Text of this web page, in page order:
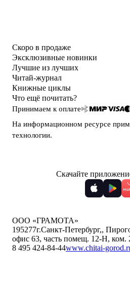
Скоро в продаже
Эксклюзивные новинки
Лучшие из лучших
Читай-журнал
Книжные циклы
Что ещё почитать?
Принимаем к оплате
На информационном ресурсе
технологии.
Скачайте
ООО «ГРАМОТА»
195277г.Санкт-Петербург,,
офис 63, часть помещ. 12-Н, ком.
8 495 424-84-44www.chitai-